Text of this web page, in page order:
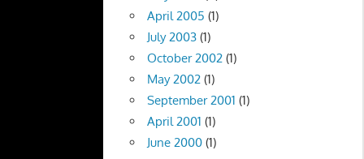
April 2005 (1)
July 2003 (1)
October 2002 (1)
May 2002 (1)
September 2001 (1)
April 2001 (1)
June 2000 (1)